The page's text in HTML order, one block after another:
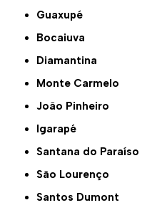
Guaxupé
Bocaiuva
Diamantina
Monte Carmelo
João Pinheiro
Igarapé
Santana do Paraíso
São Lourenço
Santos Dumont